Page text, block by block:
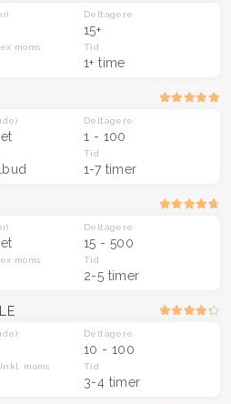
Deltagere
15+
ex moms Tid
1+ time
Deltagere
1 - 100
Tid
1-7 timer
Deltagere
15 - 500
ex moms Tid
2-5 timer
Deltagere
10 - 100
Inkl. moms Tid
3-4 timer